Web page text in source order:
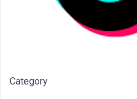
Category